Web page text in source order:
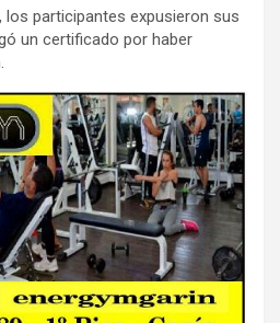
los participantes expusieron sus
un certificado por haber